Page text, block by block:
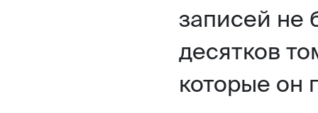
записей не
десятков
которые он